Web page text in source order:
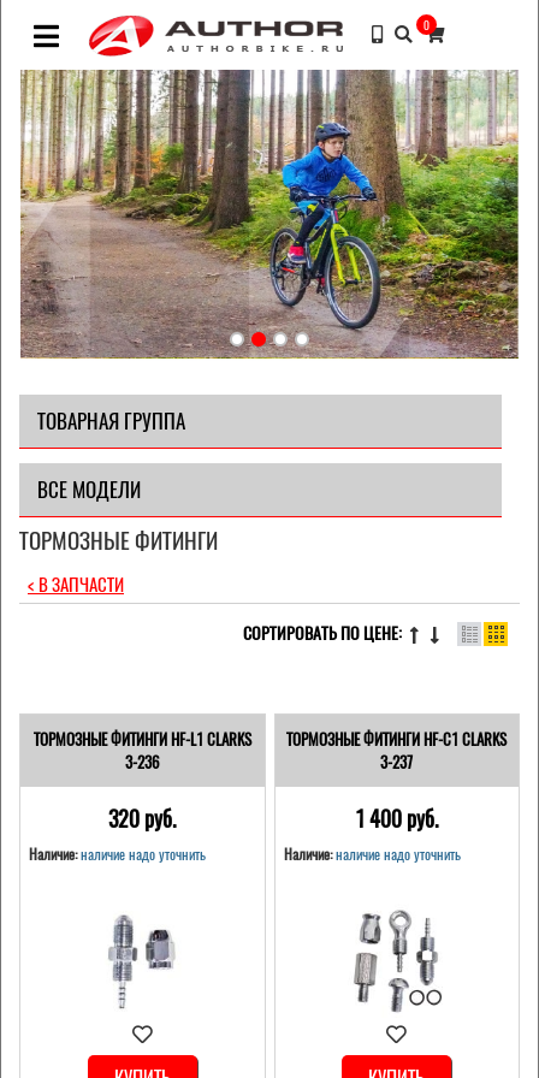
0
ТОВАРНАЯ ГРУППА
ВСЕ МОДЕЛИ
ТОРМОЗНЫЕ ФИТИНГИ
< В ЗАПЧАСТИ
СОРТИРОВАТЬ ПО ЦЕНЕ:
ТОРМОЗНЫЕ ФИТИНГИ HF-L1 CLARKS
3-236
320 pуб.
Наличие:наличие надо уточнить
ТОРМОЗНЫЕ ФИТИНГИ HF-С1 CLARKS
3-237
1 400 pуб.
Наличие: наличие надо уточнить